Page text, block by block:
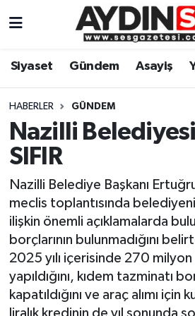
Siyaset Gündem Asayiş
HABERLER GÜNDEM
Nazilli
SIFIR
Nazilli Belediye Başkanı
meclis toplantısında
ilişkin önemli açıklamalarda
borçlarının bulunmadığını
2025 yılı içerisinde 270
yapıldığını, kıdem tazminatı
kapatıldığını ve araç alımı için
liralık kredinin de yıl sonunda
Gündem
Siyaset
Ekonomi
Yaşam
Eğitim
Kültür Sanat
Spor
Aydın Hava Durumu
Aydin Namaz Vakitleri
Aydın Trafik Yoğunluk
Süper Lig Puan Durumu ve
Tüm Manşetler
Son Dakika Haberleri
Haber Arşivi